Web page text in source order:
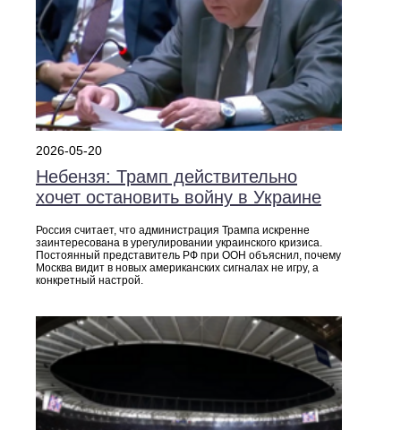
2026-05-20
Небензя: Трамп действительно
хочет остановить войну в Украине
Россия считает, что администрация Трампа искренне
заинтересована в урегулировании украинского кризиса.
Постоянный представитель РФ при ООН объяснил, почему
Москва видит в новых американских сигналах не игру, а
конкретный настрой.